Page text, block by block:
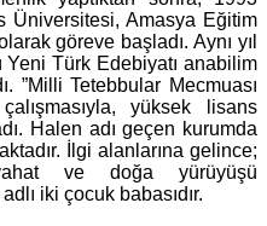
Üniversitesi, Amasya Eğitim
göreve başladı. Aynı yıl
Türk Edebiyatı anabilim
”Milli Tetebbular Mecmuası
yüksek lisans
Halen adı geçen kurumda
İlgi alanlarına gelince;
ve doğa yürüyüşü
iki çocuk babasıdır.